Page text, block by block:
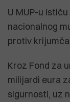
U MUP-u
nacionalnog
protiv
Kroz Fond za
milijardi eura
sigurnosti, uz